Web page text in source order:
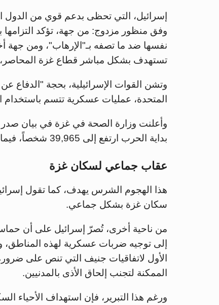
إسرائيل، التي تحظى بدعم قوي من الدول
وفق منظور مزدوج: من جهة، تؤكد التزامها
نفسها ضد ما تصفه بـ"الإرهاب"، ومن
تستهدف بشكل مباشر قطاع غزة المحاصر،
المتحدة، عمليات عسكرية تتسم باستخدام
وأعلنت وزارة الصحة في غزة في بيان
بداية الحرب ارتفع إلى 39,965 شخصاً، فيما بلغت حصيلة المصابين 92,294 جريحاً.
عقاب جماعي لسكان غزة
هذا الهجوم الشرس يهدف، كما تقول
سكان غزة بشكل جماعي.
من ناحية أخرى، تُصرّ إسرائيل على أن
الأول لاتفاقيات جنيف التي تنص على ضرورة
الممكنة لتجنب إلحاق الأذى بالمدنيين.
ورغم هذا التبرير، فإن استهداف الأحياء